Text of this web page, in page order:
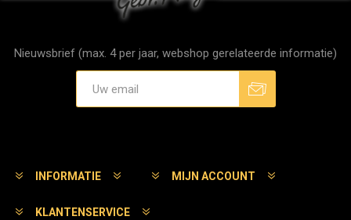
Nieuwsbrief (max. 4 per jaar, webshop gerelateerde informatie)
INFORMATIE MIJN ACCOUNT
KLANTENSERVICE